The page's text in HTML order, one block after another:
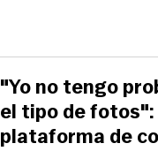
"Yo no tengo
el tipo de fotos":
plataforma de